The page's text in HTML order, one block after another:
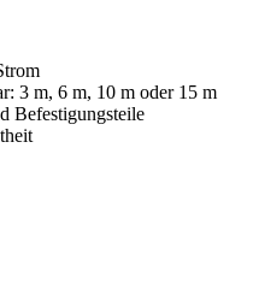
3 m, 6 m, 10 m oder 15 m
Befestigungsteile